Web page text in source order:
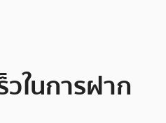
ในการฝาก